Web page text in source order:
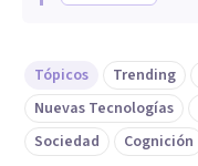
Tópicos Trending
Nuevas Tecnologías
Sociedad
Cognición